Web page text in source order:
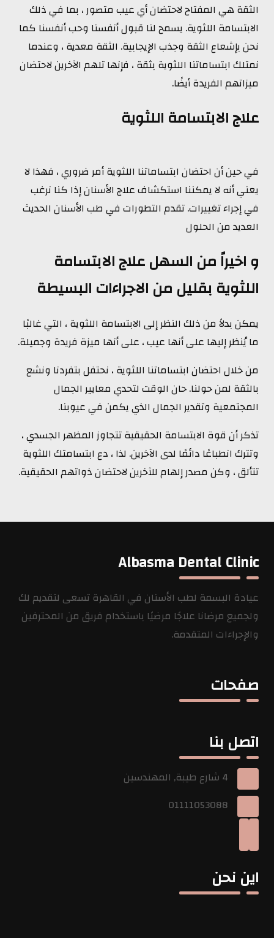
الثقة هي المفتاح لاحتضان أي عيب متصور ، بما في ذلك
الابتسامة اللثوية. يسمح لنا قبول أنفسنا وحب أنفسنا كما
نحن بإشعاع الثقة وجذب الإيجابية. الثقة معدية ، وعندما
نمتلك ابتساماتنا اللثوية بثقة ، فإنها تلهم الآخرين لاحتضان
ميزاتهم الفريدة أيضًا.
علاج الابتسامة اللثوية
في حين أن احتضان ابتساماتنا اللثوية أمر ضروري ، فهذا لا
يعني أنه لا يمكننا استكشاف علاج الأسنان إذا كنا نرغب
في إجراء تغييرات. تقدم التطورات في طب الأسنان الحديث
العديد من الحلول
و اخيراً من السهل علاج الابتسامة
اللثوية بقليل من الاجراءات البسيطة
يمكن بدلاً من ذلك النظر إلى الابتسامة اللثوية ، التي غالبًا
ما يُنظر إليها على أنها عيب ، على أنها ميزة فريدة وجميلة.
من خلال احتضان ابتساماتنا اللثوية ، نحتفل بتفردنا ونشع
بالثقة لمن حولنا. حان الوقت لتحدي معايير الجمال
المجتمعية وتقدير الجمال الذي يكمن في عيوبنا.
تذكر أن قوة الابتسامة الحقيقية تتجاوز المظهر الجسدي ،
وتترك انطباعًا دائمًا لدى الآخرين. لذا ، دع ابتسامتك اللثوية
تتألق ، وكن مصدر إلهام للآخرين لاحتضان ذواتهم الحقيقية.
Albasma Dental Clinic
عيادة البسمة لطب الأسنان في القاهرة تسعى لتقديم لك
ولجميع مرضانا علاجًا مرضيًا باستخدام فريق من المحترفين
والإجراءات المتقدمة.
صفحات
اتصل بنا
4 شارع طيبة, المهندسين
01111053088
اين نحن